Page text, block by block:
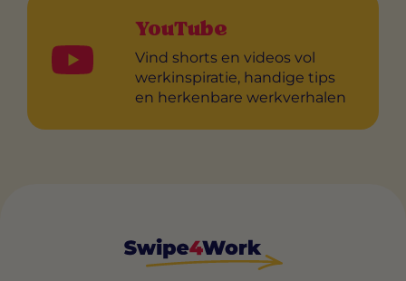
YouTube
Vind shorts en videos vol
werkinspiratie, handige tips
en herkenbare werkverhalen